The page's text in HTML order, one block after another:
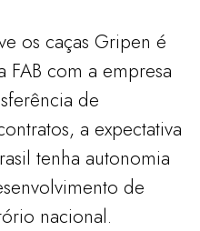
os caças Gripen é
com a empresa
de
a expectativa
tenha autonomia
de
nacional.